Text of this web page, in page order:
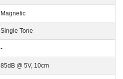
Magnetic
Single Tone
-
85dB @ 5V, 10cm